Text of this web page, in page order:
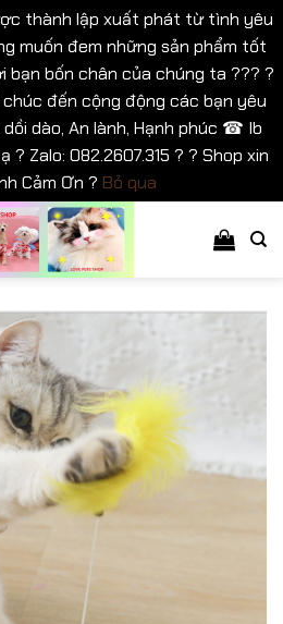
thành lập xuất phát từ tình yêu
muốn đem những sản phẩm tốt
bạn bốn chân của chúng ta ??? ?
đến cộng động các bạn yêu
dào, An lành, Hạnh phúc ☎ Ib
Zalo: 082.2607.315 ? ? Shop xin
Cảm Ơn ? Bỏ qua